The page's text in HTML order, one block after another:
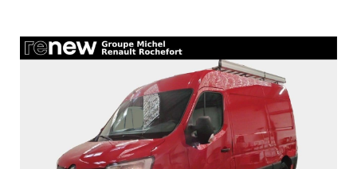
LIGIER
PROFESSIONAL
HISTORIQUE
DU
ACTUALITÉS